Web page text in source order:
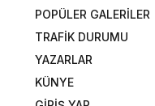
POPÜLER GALERİLER
TRAFİK DURUMU
YAZARLAR
KÜNYE